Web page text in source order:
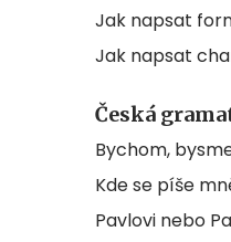
Jak napsat
Jak napsat
Česká
Bychom,
Kde se píše
Pavlovi nebo